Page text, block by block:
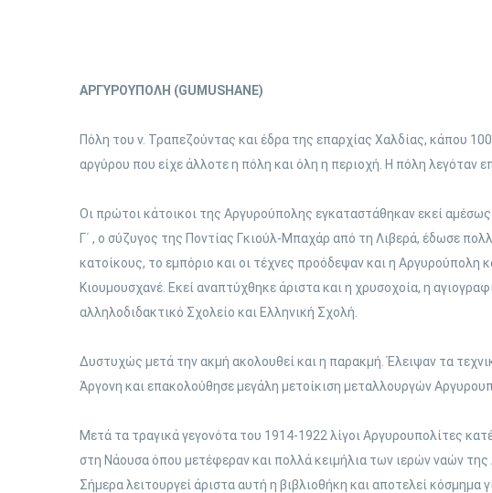
ΑΡΓΥΡΟΥΠΟΛΗ (GUMUSHANE)
Πόλη του ν. Τραπεζούντας και έδρα της επαρχίας Χαλδίας, κάπου
αργύρου που είχε άλλοτε η πόλη και όλη η περιοχή. Η πόλη λεγόταν
Οι πρώτοι κάτοικοι της Αργυρούπολης εγκαταστάθηκαν εκεί
Γ΄ , ο σύζυγος της Ποντίας Γκιούλ-Μπαχάρ από τη Λιβερά, έδωσε
κατοίκους, το εμπόριο και οι τέχνες προόδεψαν και η Αργυρούπολη
Κιουμουσχανέ. Εκεί αναπτύχθηκε άριστα και η χρυσοχοία, η
αλληλοδιδακτικό Σχολείο και Ελληνική Σχολή.
Δυστυχώς μετά την ακμή ακολουθεί και η παρακμή. Έλειψαν τα
Άργονη και επακολούθησε μεγάλη μετοίκιση μεταλλουργών
Μετά τα τραγικά γεγονότα του 1914-1922 λίγοι Αργυρουπολίτες
στη Νάουσα όπου μετέφεραν και πολλά κειμήλια των ιερών ναών
Σήμερα λειτουργεί άριστα αυτή η βιβλιοθήκη και αποτελεί κόσμημα